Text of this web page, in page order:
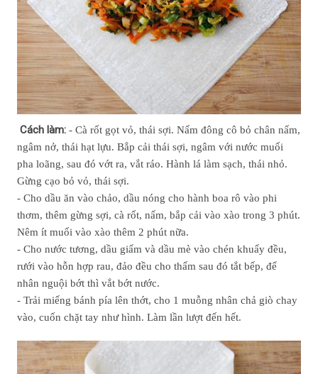
Cách làm: - Cà rốt gọt vỏ, thái sợi. Nấm đông cô bỏ chân nấm,
ngâm nở, thái hạt lựu. Bắp cải thái sợi, ngâm với nước muối
pha loãng, sau đó vớt ra, vắt ráo. Hành lá làm sạch, thái nhỏ.
Gừng cạo bỏ vỏ, thái sợi.
- Cho dầu ăn vào chảo, dầu nóng cho hành boa rô vào phi
thơm, thêm gừng sợi, cà rốt, nấm, bắp cải vào xào trong 3 phút.
Nêm ít muối vào xào thêm 2 phút nữa.
- Cho nước tương, dầu giấm và dầu mè vào chén khuấy đều,
rưới vào hỗn hợp rau, đảo đều cho thấm sau đó tắt bếp, để
nhân nguội bớt thì vắt bớt nước.
- Trải miếng bánh pía lên thớt, cho 1 muỗng nhân chả giò chay
vào, cuốn chặt tay như hình. Làm lần lượt đến hết.